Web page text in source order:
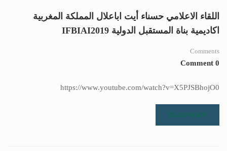
اللقاء الاعلامي حسناء أيت اباعلال المملكة المغربية
اكاديمية بناة المستقبل الدولية IFBIAI2019
Comments
0 Comment
https://www.youtube.com/watch?v=X5PJSBhojO0
READ MORE